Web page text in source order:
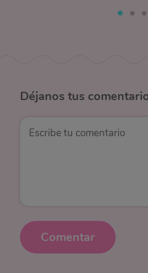
Déjanos tus
Comentar